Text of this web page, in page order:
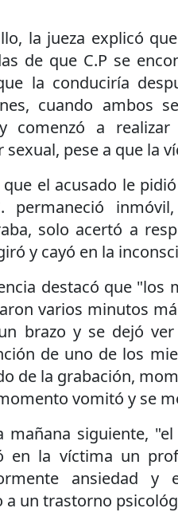
la jueza explicó
de que C.P se
la conduciría
cuando ambos
comenzó a
sexual, pese a que la
que el acusado le
permaneció
solo acertó a
y cayó en la
destacó que "los
varios minutos
brazo y se dejó
de uno de los
de la grabación,
vomitó y se
mañana siguiente,
en la víctima un
ansiedad y
a un trastorno